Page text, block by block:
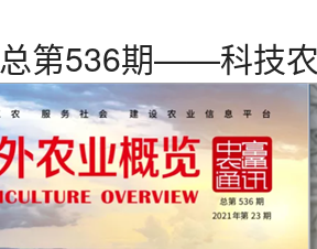
总第536期——科技农